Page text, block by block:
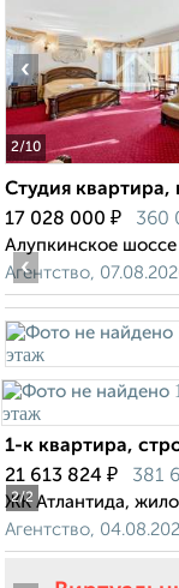
2/10
‹
Студия квартира,
17 028 000 ₽ 360
Алупкинское шоссе
Агентство,
2/2
‹
1-к квартира,
21 613 824 ₽ 381
ЖК Атлантида,
Агентство,